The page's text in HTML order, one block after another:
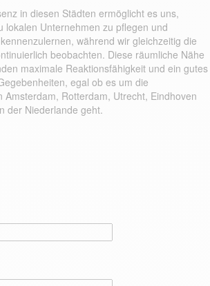
in diesen Städten ermöglicht es uns,
lokalen Unternehmen zu pflegen und
während wir gleichzeitig die
beobachten. Diese räumliche Nähe
maximale Reaktionsfähigkeit und ein gutes
egal ob es um die
Amsterdam, Rotterdam, Utrecht, Eindhoven
der Niederlande geht.